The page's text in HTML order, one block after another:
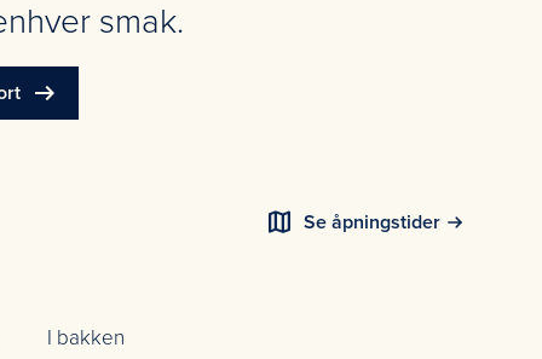
smak.
arrow_right_alt
map Se åpningstider
I bakken